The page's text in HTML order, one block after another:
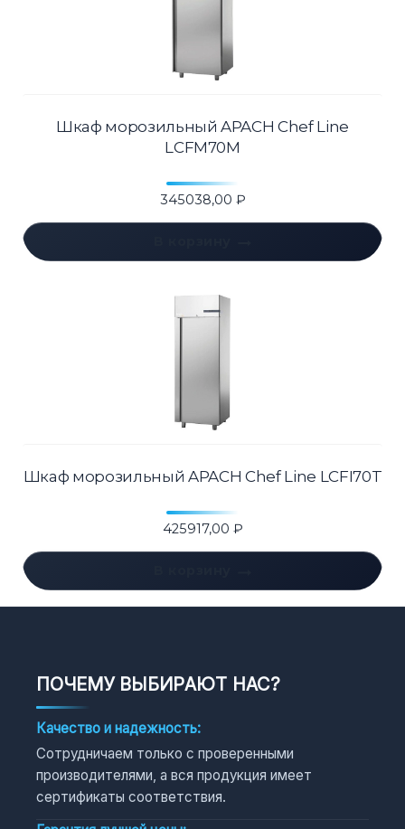
Шкаф морозильный APACH Chef Line
LCFM70M
345038,00 ₽
Шкаф морозильный APACH Chef Line LCFI70T
425917,00 ₽
ПОЧЕМУ ВЫБИРАЮТ НАС?
Качество и надежность:
Сотрудничаем только с проверенными
производителями, а вся продукция имеет
сертификаты соответствия.